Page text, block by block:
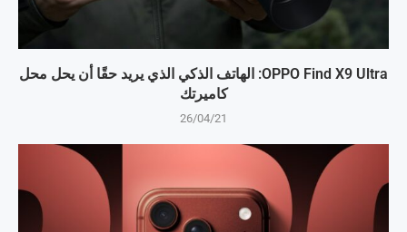
OPPO Find X9 Ultra: الهاتف الذكي الذي يريد حقًا أن يحل محل
كاميرتك
26/04/21